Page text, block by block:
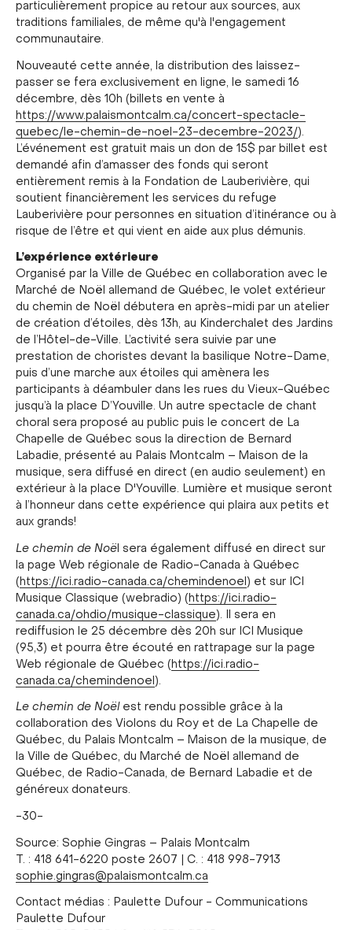
particulièrement propice au retour aux sources, aux
traditions familiales, de même qu'à l'engagement
communautaire.
Nouveauté cette année, la distribution des laissez-
passer se fera exclusivement en ligne, le samedi 16
décembre, dès 10h (billets en vente à
https://www.palaismontcalm.ca/concert-spectacle-
quebec/le-chemin-de-noel-23-decembre-2023/ ).
L’événement est gratuit mais un don de 15$ par billet est
demandé afin d’amasser des fonds qui seront
entièrement remis à la Fondation de Lauberivière, qui
soutient financièrement les services du refuge
Lauberivière pour personnes en situation d’itinérance ou à
risque de l’être et qui vient en aide aux plus démunis.
L’expérience extérieure
Organisé par la Ville de Québec en collaboration avec le
Marché de Noël allemand de Québec, le volet extérieur
du chemin de Noël débutera en après-midi par un atelier
de création d’étoiles, dès 13h, au Kinderchalet des Jardins
de l’Hôtel-de-Ville. L’activité sera suivie par une
prestation de choristes devant la basilique Notre-Dame,
puis d’une marche aux étoiles qui amènera les
participants à déambuler dans les rues du Vieux-Québec
jusqu’à la place D’Youville. Un autre spectacle de chant
choral sera proposé au public puis le concert de La
Chapelle de Québec sous la direction de Bernard
Labadie, présenté au Palais Montcalm – Maison de la
musique, sera diffusé en direct (en audio seulement) en
extérieur à la place D'Youville. Lumière et musique seront
à l’honneur dans cette expérience qui plaira aux petits et
aux grands!
Le chemin de Noël sera également diffusé en direct sur
la page Web régionale de Radio-Canada à Québec
( https://ici.radio-canada.ca/chemindenoel ) et sur ICI
Musique Classique (webradio) ( https://ici.radio-
canada.ca/ohdio/musique-classique ). Il sera en
rediffusion le 25 décembre dès 20h sur ICI Musique
(95,3) et pourra être écouté en rattrapage sur la page
Web régionale de Québec ( https://ici.radio-
canada.ca/chemindenoel ).
Le chemin de Noëlest rendu possible grâce à la
collaboration des Violons du Roy et de La Chapelle de
Québec, du Palais Montcalm – Maison de la musique, de
la Ville de Québec, du Marché de Noël allemand de
Québec, de Radio-Canada, de Bernard Labadie et de
généreux donateurs.
-30-
Source: Sophie Gingras – Palais Montcalm
T. : 418 641-6220 poste 2607 | C. : 418 998-7913
sophie.gingras@palaismontcalm.ca
Contact médias : Paulette Dufour - Communications
Paulette Dufour